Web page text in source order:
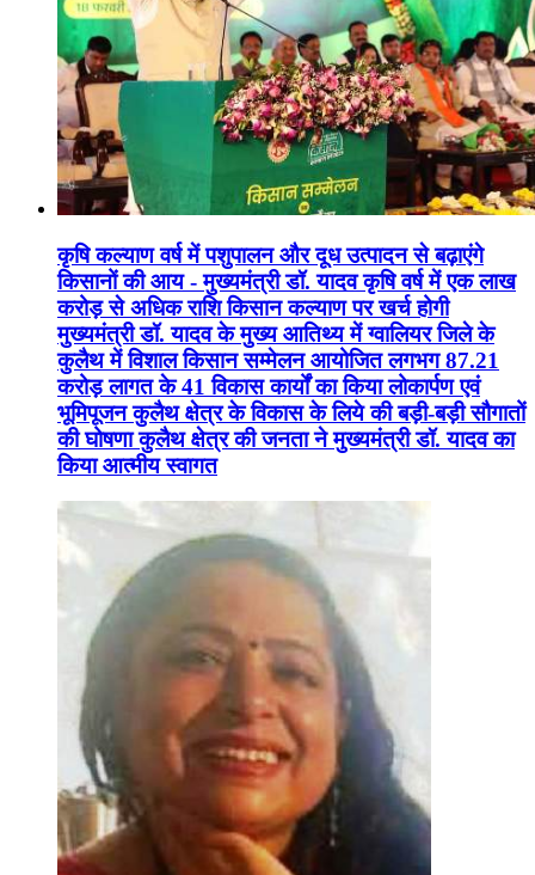
कृषि कल्याण वर्ष में पशुपालन और दूध उत्पादन से बढ़ाएंगे
किसानों की आय - मुख्यमंत्री डॉ. यादव कृषि वर्ष में एक लाख
करोड़ से अधिक राशि किसान कल्याण पर खर्च होगी
मुख्यमंत्री डॉ. यादव के मुख्य आतिथ्य में ग्वालियर जिले के
कुलैथ में विशाल किसान सम्मेलन आयोजित लगभग 87.21
करोड़ लागत के 41 विकास कार्यों का किया लोकार्पण एवं
भूमिपूजन कुलैथ क्षेत्र के विकास के लिये की बड़ी-बड़ी सौगातों
की घोषणा कुलैथ क्षेत्र की जनता ने मुख्यमंत्री डॉ. यादव का
किया आत्मीय स्वागत